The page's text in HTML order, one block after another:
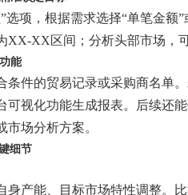
选项，根据需求选择“单笔金额
XX-XX区间；分析头部市场，
能
条件的贸易记录或采购商名单
可视化功能生成报表。后续还
市场分析方案。
细节
身产能、目标市场特性调整。